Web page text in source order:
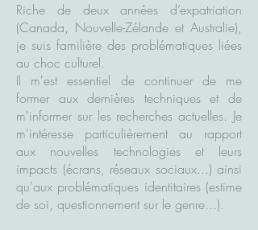
Riche de deux années d’expatriation
(Canada, Nouvelle-Zélande et Australie),
je suis familière des problématiques liées
au choc culturel.
Il m'est essentiel de continuer de me
former aux dernières techniques et de
m'informer sur les recherches actuelles. Je
m'intéresse particulièrement au rapport
aux nouvelles technologies et leurs
impacts (écrans, réseaux sociaux...) ainsi
qu'aux problématiques identitaires (estime
de soi, questionnement sur le genre...).